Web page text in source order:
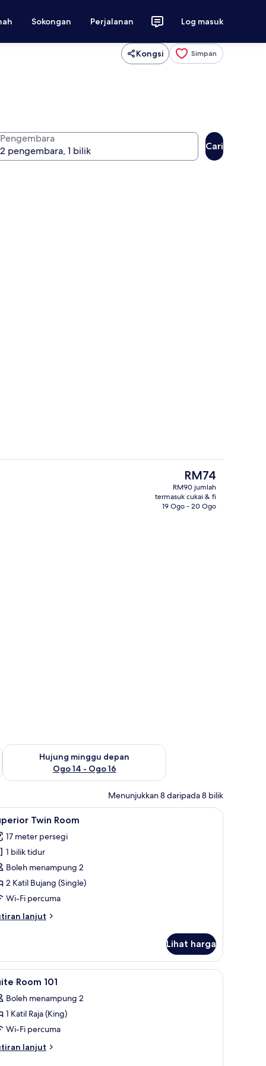
Sokongan Perjalanan Log masuk
Kongsi Simpan
Pengembara
Cari
Deluxe Double Room, Non Smoking
Harga
semasa
ialah
RM74
RM74
RM90 jumlah
termasuk cukai & fi
19 Ogo - 20 Ogo
ini Ogo 7 - Ogo 9
Hujung minggu depan
Ogo 14 - Ogo 16
Semak ketersediaan untuk hujung minggu depan Ogo 14 -
Menunjukkan 8 daripada 8 bilik
Superior Twin Room | Meja, Wi-fi percuma
7 Twin Room
17 meter persegi
1 bilik tidur
Boleh menampung 2
2 Katil Bujang (Single)
Wi-Fi percuma
lanjut
Lihat harga
13 Room 101
Boleh menampung 2
1 Katil Raja (King)
Wi-Fi percuma
lanjut